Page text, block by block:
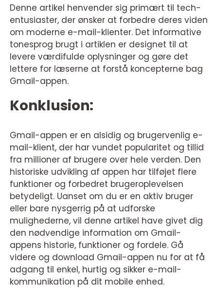
Denne artikel henvender sig primært til tech-
entusiaster, der ønsker at forbedre deres viden
om moderne e-mail-klienter. Det informative
tonesprog brugt i artiklen er designet til at
levere værdifulde oplysninger og gøre det
lettere for læserne at forstå koncepterne bag
Gmail-appen.
Konklusion:
Gmail-appen er en alsidig og brugervenlig e-
mail-klient, der har vundet popularitet og tillid
fra millioner af brugere over hele verden. Den
historiske udvikling af appen har tilføjet flere
funktioner og forbedret brugeroplevelsen
betydeligt. Uanset om du er en aktiv bruger
eller bare nysgerrig på at udforske
mulighederne, vil denne artikel have givet dig
den nødvendige information om Gmail-
appens historie, funktioner og fordele. Gå
videre og download Gmail-appen nu for at få
adgang til enkel, hurtig og sikker e-mail-
kommunikation på dit mobile enhed.